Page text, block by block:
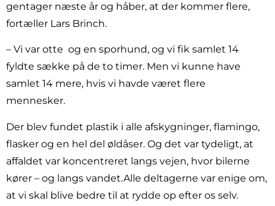
gentager næste år og håber, at der kommer flere,
fortæller Lars Brinch.
– Vi var otte og en sporhund, og vi fik samlet 14
fyldte sække på de to timer. Men vi kunne have
samlet 14 mere, hvis vi havde været flere
mennesker.
Der blev fundet plastik i alle afskygninger, flamingo,
flasker og en hel del øldåser. Og det var tydeligt, at
affaldet var koncentreret langs vejen, hvor bilerne
kører – og langs vandet.Alle deltagerne var enige om,
at vi skal blive bedre til at rydde op efter os selv.